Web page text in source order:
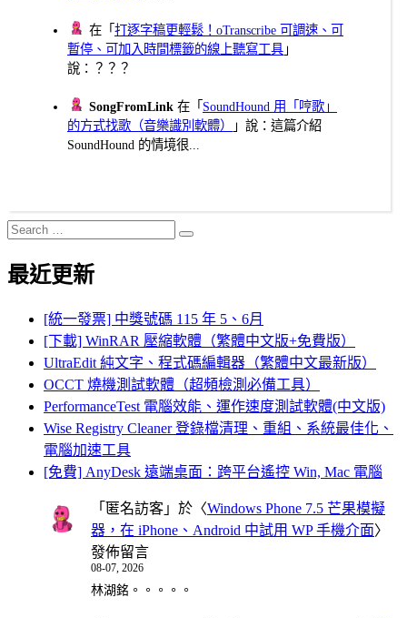
在「打逐字稿更輕鬆！oTranscribe 可調速、可
暫停、可加入時間標籤的線上聽寫工具 」
說：？？？
SongFromLink 在「 SoundHound 用「哼歌」
的方式找歌（音樂識別軟體）
」說：這篇介紹
SoundHound 的情境很...
Search
for:
Search
最近更新
[統一發票] 中獎號碼 115 年 5、6月
[下載] WinRAR 壓縮軟體（繁體中文版+免費版）
UltraEdit 純文字、程式碼編輯器（繁體中文最新版）
OCCT 燒機測試軟體（超頻檢測必備工具）
PerformanceTest 電腦效能、運作速度測試軟體(中文版)
Wise Registry Cleaner 登錄檔清理、重組、系統最佳化、
電腦加速工具
[免費] AnyDesk 遠端桌面：跨平台遙控 Win, Mac 電腦
「 匿名訪客 」於〈Windows Phone 7.5 芒果模擬
器，在 iPhone、Android 中試用 WP 手機介面〉
發佈留言
08-07, 2026
林湖銘。。。。。